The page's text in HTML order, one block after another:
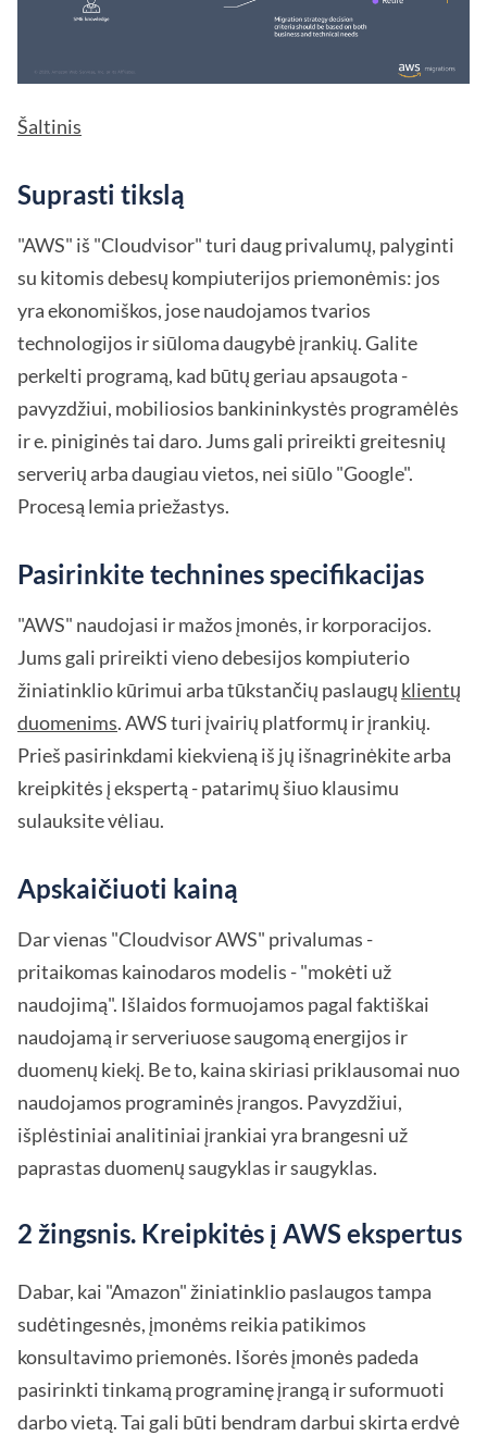
Šaltinis
Suprasti tikslą
"AWS" iš "Cloudvisor" turi daug privalumų, palyginti
su kitomis debesų kompiuterijos priemonėmis: jos
yra ekonomiškos, jose naudojamos tvarios
technologijos ir siūloma daugybė įrankių. Galite
perkelti programą, kad būtų geriau apsaugota -
pavyzdžiui, mobiliosios bankininkystės programėlės
ir e. piniginės tai daro. Jums gali prireikti greitesnių
serverių arba daugiau vietos, nei siūlo "Google".
Procesą lemia priežastys.
Pasirinkite technines specifikacijas
"AWS" naudojasi ir mažos įmonės, ir korporacijos.
Jums gali prireikti vieno debesijos kompiuterio
žiniatinklio kūrimui arba tūkstančių paslaugų klientų
duomenims. AWS turi įvairių platformų ir įrankių.
Prieš pasirinkdami kiekvieną iš jų išnagrinėkite arba
kreipkitės į ekspertą - patarimų šiuo klausimu
sulauksite vėliau.
Apskaičiuoti kainą
Dar vienas "Cloudvisor AWS" privalumas -
pritaikomas kainodaros modelis - "mokėti už
naudojimą". Išlaidos formuojamos pagal faktiškai
naudojamą ir serveriuose saugomą energijos ir
duomenų kiekį. Be to, kaina skiriasi priklausomai nuo
naudojamos programinės įrangos. Pavyzdžiui,
išplėstiniai analitiniai įrankiai yra brangesni už
paprastas duomenų saugyklas ir saugyklas.
2 žingsnis. Kreipkitės į AWS ekspertus
Dabar, kai "Amazon" žiniatinklio paslaugos tampa
sudėtingesnės, įmonėms reikia patikimos
konsultavimo priemonės. Išorės įmonės padeda
pasirinkti tinkamą programinę įrangą ir suformuoti
darbo vietą. Tai gali būti bendram darbui skirta erdvė